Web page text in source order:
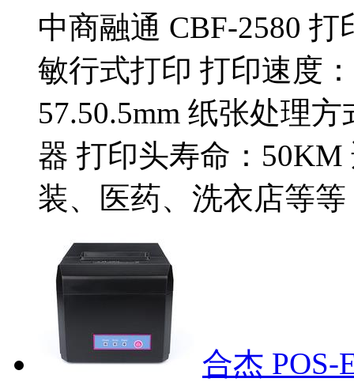
中商融通 CBF-2580
敏行式打印 打印速度
57.50.5mm 纸张处理
器 打印头寿命：
装、医药、洗衣店等等
合杰 POS-